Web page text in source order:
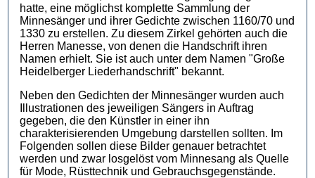
hatte, eine möglichst komplette Sammlung der
Minnesänger und ihrer Gedichte zwischen 1160/70 und
1330 zu erstellen. Zu diesem Zirkel gehörten auch die
Herren Manesse, von denen die Handschrift ihren
Namen erhielt. Sie ist auch unter dem Namen "Große
Heidelberger Liederhandschrift" bekannt.
Neben den Gedichten der Minnesänger wurden auch
Illustrationen des jeweiligen Sängers in Auftrag
gegeben, die den Künstler in einer ihn
charakterisierenden Umgebung darstellen sollten. Im
Folgenden sollen diese Bilder genauer betrachtet
werden und zwar losgelöst vom Minnesang als Quelle
für Mode, Rüsttechnik und Gebrauchsgegenstände.